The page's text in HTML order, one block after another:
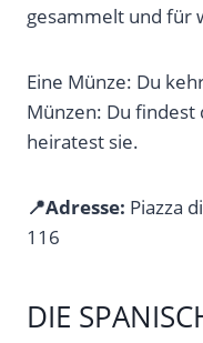
gesammelt und für
Eine Münze: Du
Münzen: Du findest
heiratest sie.
📍Adresse: Piazza
116
DIE